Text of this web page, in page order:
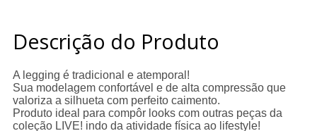
Descrição do Produto
A legging é tradicional e atemporal!
Sua modelagem confortável e de alta compressão que
valoriza a silhueta com perfeito caimento.
Produto ideal para compôr looks com outras peças da
coleção LIVE! indo da atividade física ao lifestyle!